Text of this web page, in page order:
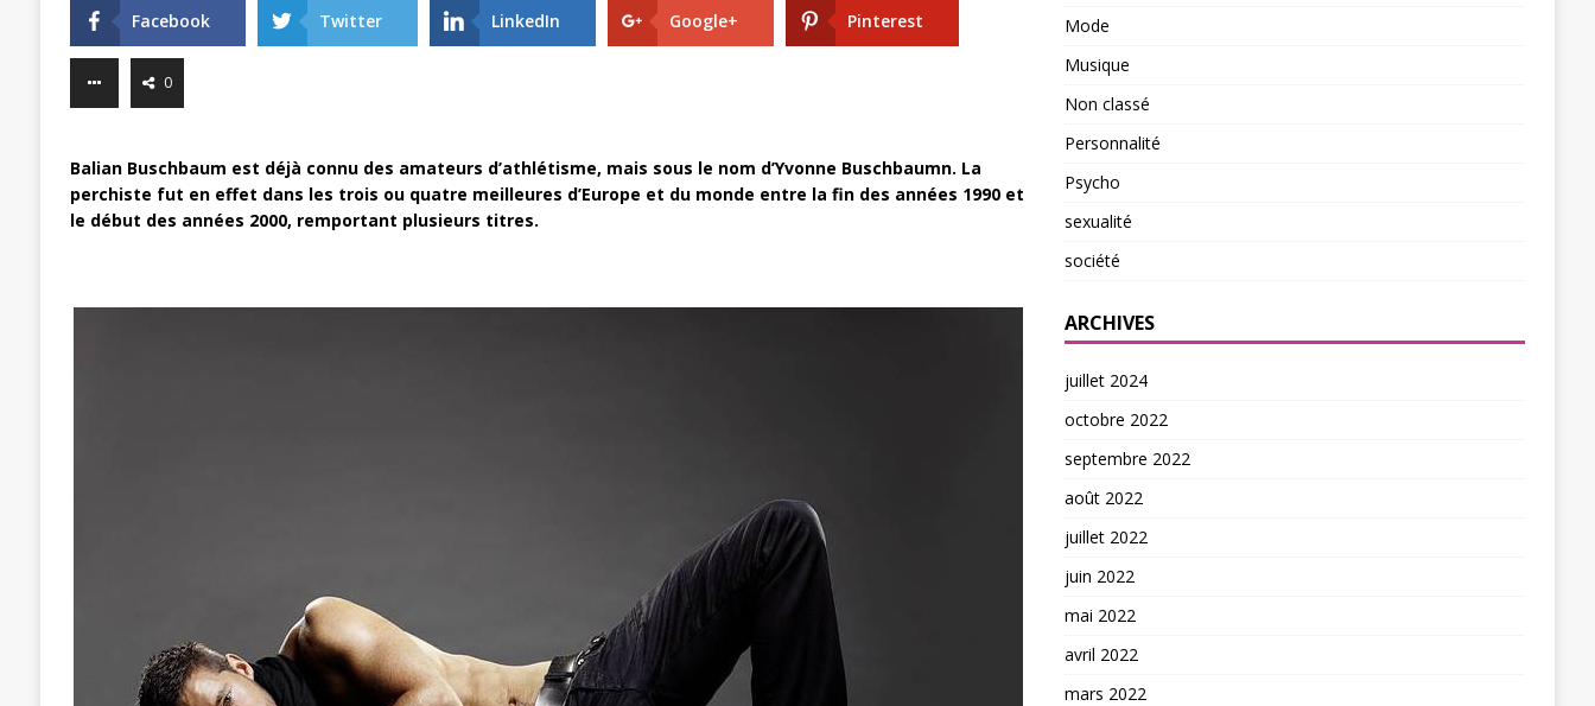
Facebook Twitter LinkedIn Google+ Pinterest
0
Balian Buschbaum est déjà connu des amateurs d’athlétisme, mais sous le nom d’Yvonne Buschbaumn. La
perchiste fut en effet dans les trois ou quatre meilleures d’Europe et du monde entre la fin des années 1990 et
le début des années 2000, remportant plusieurs titres.
Mode
Musique
Non classé
Personnalité
Psycho
sexualité
société
ARCHIVES
juillet 2024
octobre 2022
septembre 2022
août 2022
juillet 2022
juin 2022
mai 2022
avril 2022
mars 2022